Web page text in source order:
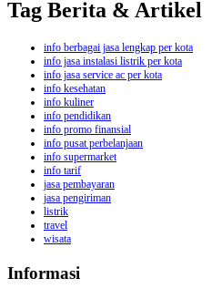
Tag Berita & Artikel
info berbagai jasa lengkap per kota
info jasa instalasi listrik per kota
info jasa service ac per kota
info kesehatan
info kuliner
info pendidikan
info promo finansial
info pusat perbelanjaan
info supermarket
info tarif
jasa pembayaran
jasa pengiriman
listrik
travel
wisata
Informasi